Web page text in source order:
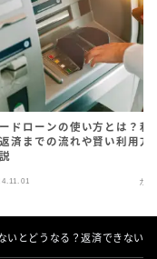
ドローンの使い方とは？利
済までの流れや賢い利用方
カー
いとどうなる？返済できない